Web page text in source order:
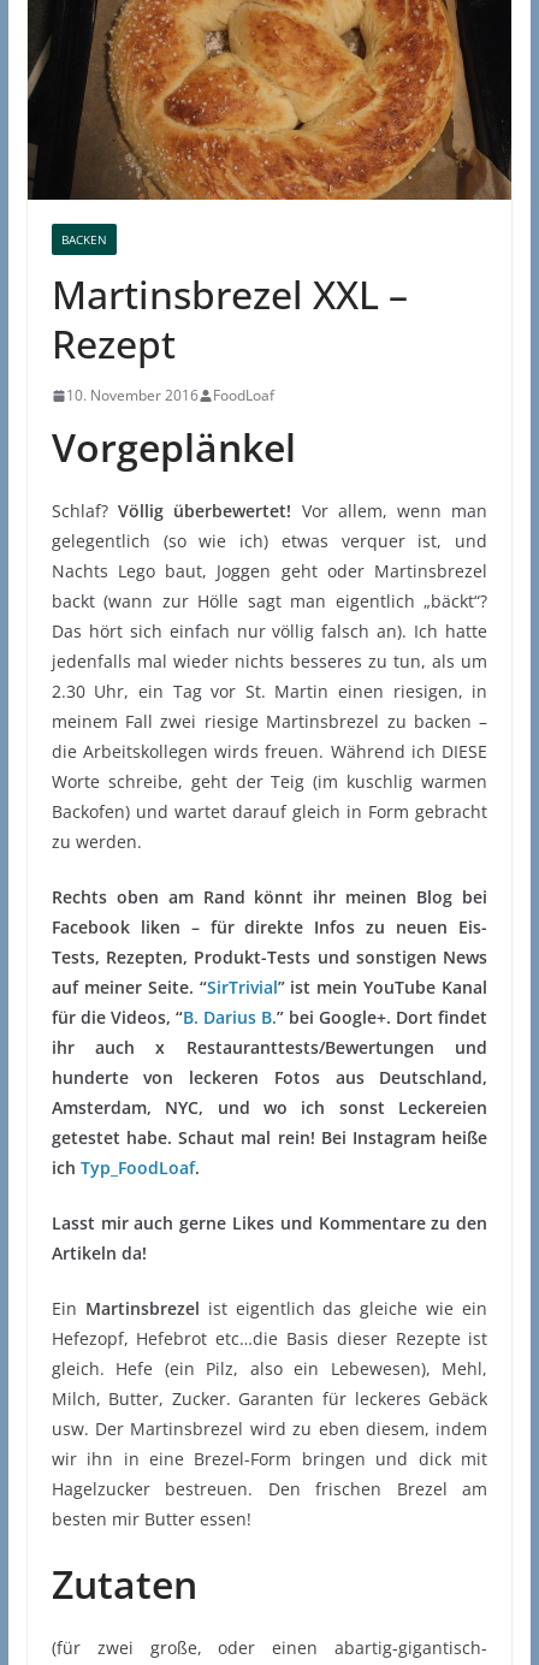
BACKEN
Martinsbrezel XXL –
Rezept
10. November 2016 FoodLoaf
Vorgeplänkel
Schlaf? Völlig überbewertet! Vor allem, wenn man
gelegentlich (so wie ich) etwas verquer ist, und
Nachts Lego baut, Joggen geht oder Martinsbrezel
backt (wann zur Hölle sagt man eigentlich „bäckt“?
Das hört sich einfach nur völlig falsch an). Ich hatte
jedenfalls mal wieder nichts besseres zu tun, als um
2.30 Uhr, ein Tag vor St. Martin einen riesigen, in
meinem Fall zwei riesige Martinsbrezel zu backen –
die Arbeitskollegen wirds freuen. Während ich DIESE
Worte schreibe, geht der Teig (im kuschlig warmen
Backofen) und wartet darauf gleich in Form gebracht
zu werden.
Rechts oben am Rand könnt ihr meinen Blog bei
Facebook liken – für direkte Infos zu neuen Eis-
Tests, Rezepten, Produkt-Tests und sonstigen News
auf meiner Seite. “SirTrivial” ist mein YouTube Kanal
für die Videos, “B. Darius B.” bei Google+. Dort findet
ihr auch x Restauranttests/Bewertungen und
hunderte von leckeren Fotos aus Deutschland,
Amsterdam, NYC, und wo ich sonst Leckereien
getestet habe. Schaut mal rein! Bei Instagram heiße
ich Typ_FoodLoaf.
Lasst mir auch gerne Likes und Kommentare zu den
Artikeln da!
Ein Martinsbrezel ist eigentlich das gleiche wie ein
Hefezopf, Hefebrot etc…die Basis dieser Rezepte ist
gleich. Hefe (ein Pilz, also ein Lebewesen), Mehl,
Milch, Butter, Zucker. Garanten für leckeres Gebäck
usw. Der Martinsbrezel wird zu eben diesem, indem
wir ihn in eine Brezel-Form bringen und dick mit
Hagelzucker bestreuen. Den frischen Brezel am
besten mir Butter essen!
Zutaten
(für zwei große, oder einen abartig-gigantisch-